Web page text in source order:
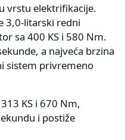
vrstu elektrifikacije.
3,0-litarski redni
sa 400 KS i 580 Nm.
a najveća brzina
sistem privremeno
KS i 670 Nm,
i postiže